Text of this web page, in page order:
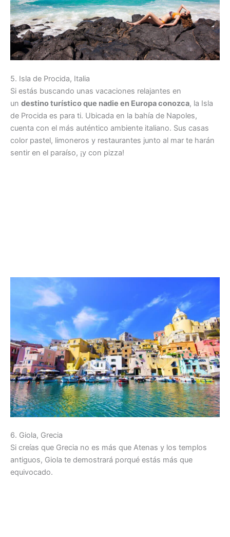
5. Isla de Procida, Italia
Si estás buscando unas vacaciones relajantes en
un destino turístico que nadie en Europa conozca, la Isla
de Procida es para ti. Ubicada en la bahía de Napoles,
cuenta con el más auténtico ambiente italiano. Sus casas
color pastel, limoneros y restaurantes junto al mar te harán
sentir en el paraíso, ¡y con pizza!
6. Giola, Grecia
Si creías que Grecia no es más que Atenas y los templos
antiguos, Giola te demostrará porqué estás más que
equivocado.